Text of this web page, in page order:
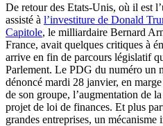
De retour des Etats-Unis, où il est
assisté à l’investiture de Donald
Capitole, le milliardaire Bernard
France, avait quelques critiques à
arrive en fin de parcours législatif
Parlement. Le PDG du numéro
dénoncé mardi 28 janvier, en
de son groupe, l’augmentation de
projet de loi de finances. Et plus
grandes entreprises, un